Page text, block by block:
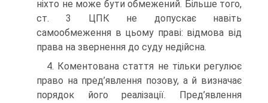
ніхто не може бути обмежений. Більше того,
ст. 3 ЦПК не допускає навіть
самообмеження в цьому праві: відмова від
права на звернення до суду недійсна.
4. Коментована стаття не тільки регулює
право на пред’явлення позову, а й визначає
порядок його реалізації. Пред’явлення